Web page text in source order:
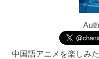
中国語アニメを楽しみ